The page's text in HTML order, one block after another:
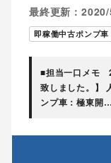
最終更新：
即稼働中古ポンプ車
■担当一口メモ
致しました。】
ンプ車：極東開…